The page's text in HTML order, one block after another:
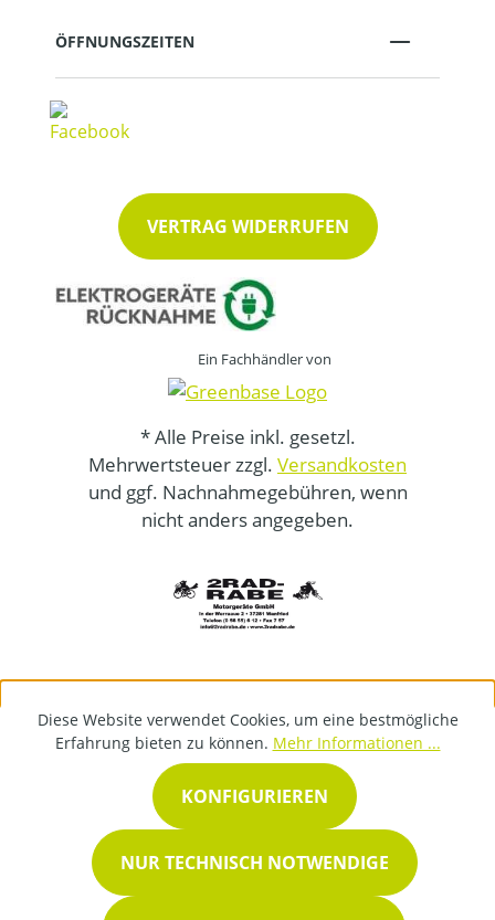
ÖFFNUNGSZEITEN
VERTRAG WIDERRUFEN
Ein Fachhändler von
* Alle Preise inkl. gesetzl.
Mehrwertsteuer zzgl. Versandkosten
und ggf. Nachnahmegebühren, wenn
nicht anders angegeben.
Diese Website verwendet Cookies, um eine bestmögliche
Erfahrung bieten zu können. Mehr Informationen ...
NUR TECHNISCH NOTWENDIGE
KONFIGURIEREN